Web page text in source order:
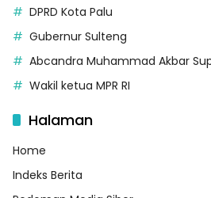
DPRD Kota Palu
Gubernur Sulteng
Abcandra Muhammad Akbar
Wakil ketua MPR RI
Halaman
Home
Indeks Berita